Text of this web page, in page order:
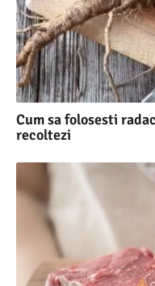
Cum sa folosesti
recoltezi